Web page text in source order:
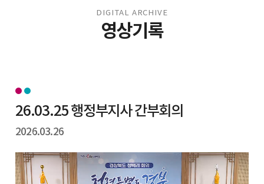
DIGITAL ARCHIVE
영상기록
26.03.25 행정부지사 간부회의
2026.03.26